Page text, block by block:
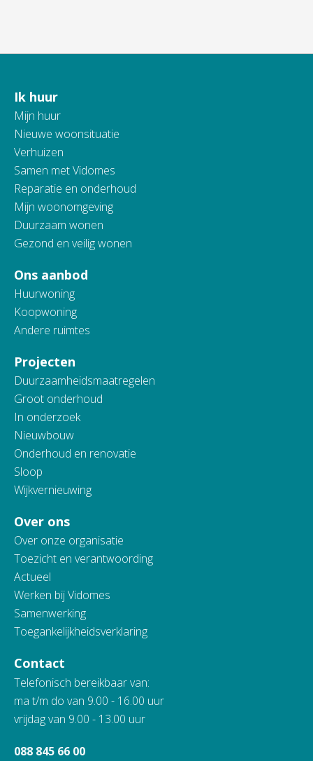
Contactinformatie
Ik huur
Mijn huur
Nieuwe woonsituatie
Verhuizen
Samen met Vidomes
Reparatie en onderhoud
Mijn woonomgeving
Duurzaam wonen
Gezond en veilig wonen
Ons aanbod
Huurwoning
Koopwoning
Andere ruimtes
Projecten
Duurzaamheidsmaatregelen
Groot onderhoud
In onderzoek
Nieuwbouw
Onderhoud en renovatie
Sloop
Wijkvernieuwing
Over ons
Over onze organisatie
Toezicht en verantwoording
Actueel
Werken bij Vidomes
Samenwerking
Toegankelijkheidsverklaring
Contact
Telefonisch bereikbaar van:
ma t/m do van 9.00 - 16.00 uur
vrijdag van 9.00 - 13.00 uur
088 845 66 00